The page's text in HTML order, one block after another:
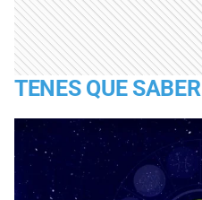
TENES QUE SABER